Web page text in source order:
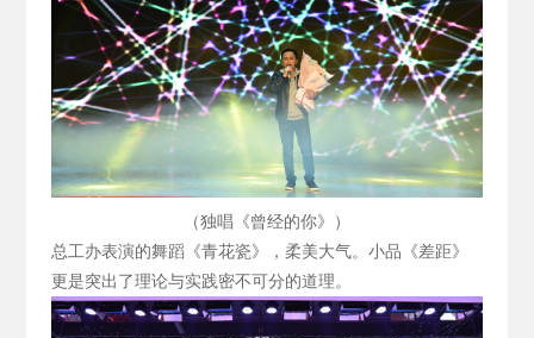
（独唱《曾经的你》）
总工办表演的舞蹈《青花瓷》，柔美大气。小品《差距》
更是突出了理论与实践密不可分的道理。